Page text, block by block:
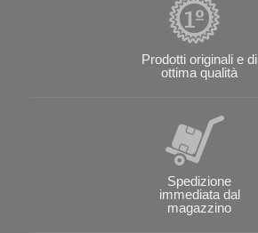
Prodotti originali e di
ottima qualità
Spedizione
immediata dal
magazzino